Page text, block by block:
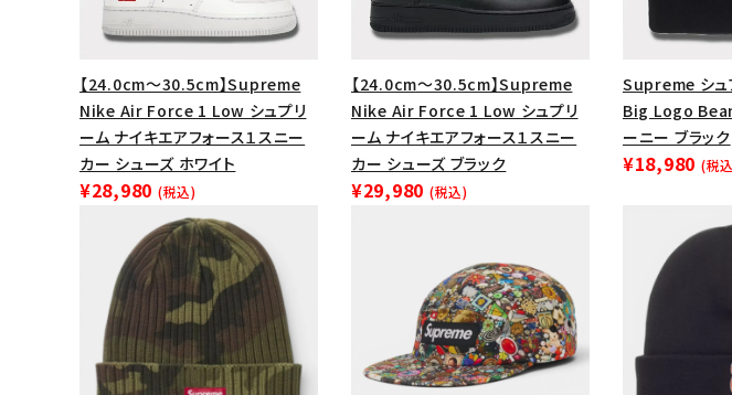
キーワードから探す
search
カテゴリーから探す
シーズンから探す
円 ～
【24.0cm～30.5cm】Supreme
Nike Air Force 1 Low シュプリ
ーム ナイキエアフォース１スニー
カー シューズ ホワイト
¥28,980 (税込)
【24.0cm～30.5cm】Supreme
Nike Air Force 1 Low シュプリ
ーム ナイキエアフォース１スニー
カー シューズ ブラック
¥29,980 (税込)
Supreme シュ
Big Logo
ーニー ブラック
¥18,980 (税